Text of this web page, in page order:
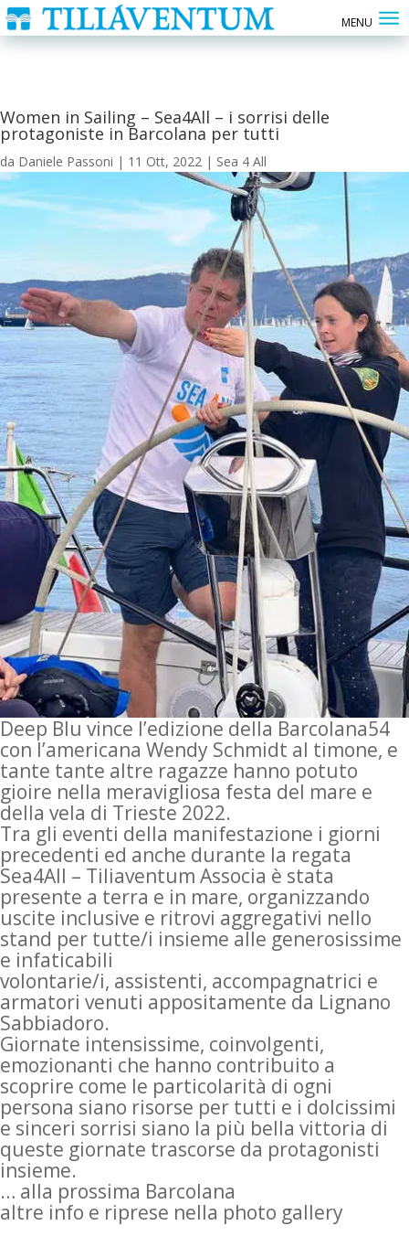
Women in Sailing – Sea4All – i sorrisi delle
protagoniste in Barcolana per tutti
da Daniele Passoni | 11 Ott, 2022 | Sea 4 All
Deep Blu vince l’edizione della Barcolana54
con l’americana Wendy Schmidt al timone, e
tante tante altre ragazze hanno potuto
gioire nella meravigliosa festa del mare e
della vela di Trieste 2022.
Tra gli eventi della manifestazione i giorni
precedenti ed anche durante la regata
Sea4All – Tiliaventum Associa è stata
presente a terra e in mare, organizzando
uscite inclusive e ritrovi aggregativi nello
stand per tutte/i insieme alle generosissime
e infaticabili
volontarie/i, assistenti, accompagnatrici e
armatori venuti appositamente da Lignano
Sabbiadoro.
Giornate intensissime, coinvolgenti,
emozionanti che hanno contribuito a
scoprire come le particolarità di ogni
persona siano risorse per tutti e i dolcissimi
e sinceri sorrisi siano la più bella vittoria di
queste giornate trascorse da protagonisti
insieme.
… alla prossima Barcolana
altre info e riprese nella photo gallery